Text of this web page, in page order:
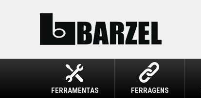
FERRAMENTAS FERRAGENS